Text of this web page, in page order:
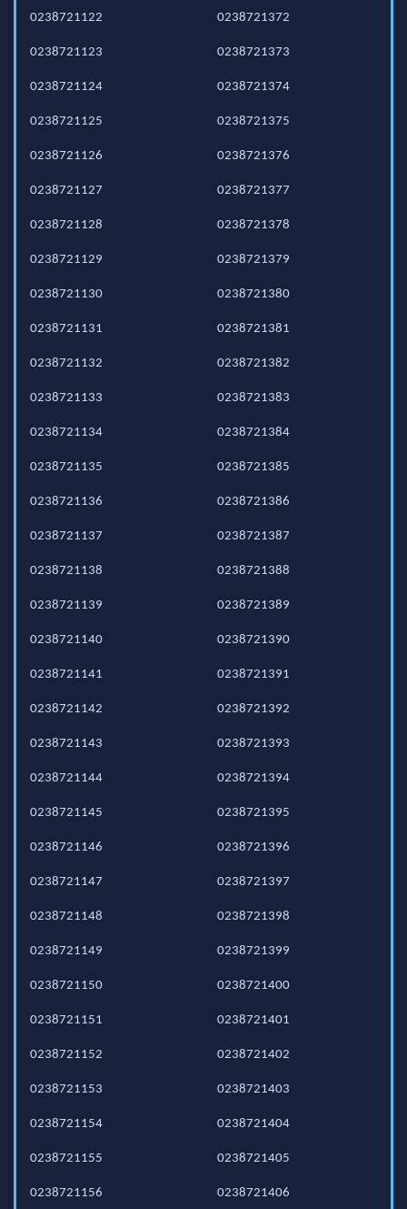
0238721122
0238721123
0238721124
0238721125
0238721126
0238721127
0238721128
0238721129
0238721130
0238721131
0238721132
0238721133
0238721134
0238721135
0238721136
0238721137
0238721138
0238721139
0238721140
0238721141
0238721142
0238721143
0238721144
0238721145
0238721146
0238721147
0238721148
0238721149
0238721150
0238721151
0238721152
0238721153
0238721154
0238721155
0238721156
0238721372
0238721373
0238721374
0238721375
0238721376
0238721377
0238721378
0238721379
0238721380
0238721381
0238721382
0238721383
0238721384
0238721385
0238721386
0238721387
0238721388
0238721389
0238721390
0238721391
0238721392
0238721393
0238721394
0238721395
0238721396
0238721397
0238721398
0238721399
0238721400
0238721401
0238721402
0238721403
0238721404
0238721405
0238721406